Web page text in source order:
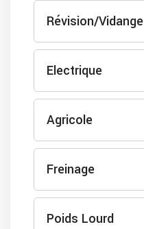
Révision/Vidange
Electrique
Agricole
Freinage
Poids Lourd